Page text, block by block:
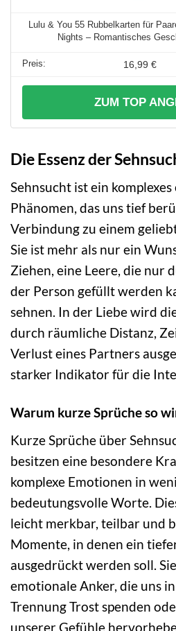
Lulu & You 55 Rubbelkarten für
Nights – Romantisches
16,99 €
ZUM TOP
Die Essenz der
Sehnsucht ist ein
Phänomen, das uns tief
Verbindung zu einem
Sie ist mehr als nur ein
Ziehen, eine Leere, die nur
der Person gefüllt werden
sehnen. In der Liebe wird
durch räumliche Distanz,
Verlust eines Partners
starker Indikator für die
Warum kurze Sprüche so
Kurze Sprüche über
besitzen eine besondere
komplexe Emotionen in
bedeutungsvolle Worte.
leicht merkbar, teilbar und
Momente, in denen ein
ausgedrückt werden soll.
emotionale Anker, die uns
Trennung Trost spenden
unserer Gefühle